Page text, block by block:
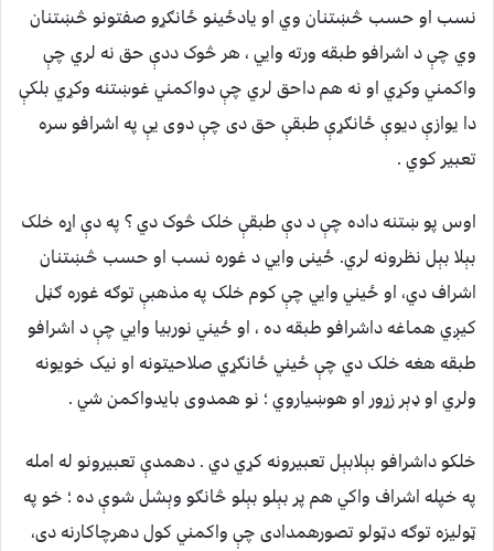
نسب او حسب څښتنان وي او يادځينو ځانګړو صفتونو څښتنان
وي چې د اشرافو طبقه ورته وايي ، هر څوک ددې حق نه لري چې
واکمني وکړي او نه هم داحق لري چې دواکمني غوښتنه وکړي بلکې
دا يوازې ديوې ځانګړې طبقې حق دی چې دوی يې په اشرافو سره
تعبير کوي .
اوس پو ښتنه داده چې د دې طبقې خلک څوک دي ؟ په دې اړه خلک
بېلا بېل نظرونه لري. ځينی وايي د غوره نسب او حسب څښتنان
اشراف دي، او ځيني وايي چې کوم خلک په مذهبې توګه غوره ګڼل
کيږي هماغه داشرافو طبقه ده ، او ځيني نوربيا وايي چې د اشرافو
طبقه هغه خلک دي چې ځيني ځانګړي صلاحيتونه او نيک خويونه
ولري او ډېر زړور او هوښياروي ؛ نو همدوی بايدواکمن شي .
خلکو داشرافو بېلابېل تعبيرونه کړي دي . دهمدې تعبيرونو له امله
په خپله اشراف واکي هم پر بېلو بېلو څانګو وېشل شوې ده ؛ خو په
ټوليزه توګه دټولو تصورهمدادی چې واکمني کول دهرچاکارنه دی،